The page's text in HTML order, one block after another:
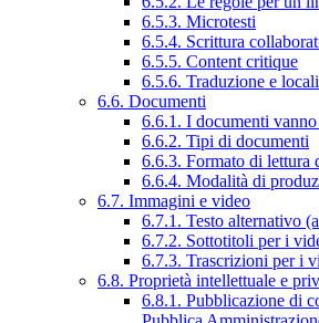
6.5.3. Microtesti
6.5.4. Scrittura
6.5.5. Content critique
6.5.6. Traduzione e
6.6. Documenti
6.6.1. I documenti
6.6.2. Tipi di documenti
6.6.3. Formato di lettura
6.6.4. Modalità di
6.7. Immagini e video
6.7.1. Testo alternativo
6.7.2. Sottotitoli per i
6.7.3. Trascrizioni per i
6.8. Proprietà intellettuale e
6.8.1. Pubblicazione di